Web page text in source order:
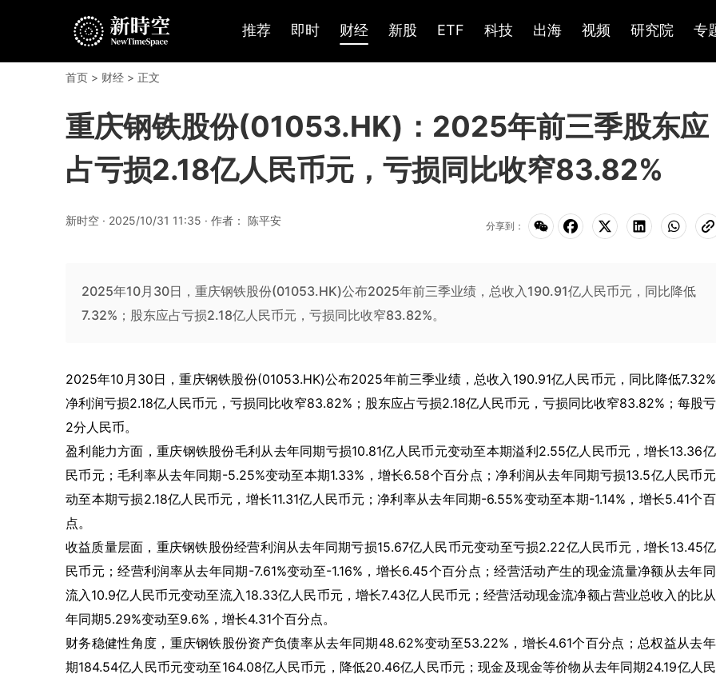
推荐 即时 财经 新股 ETF 科技 出海 视频 研究院 专
首页 > 财经 > 正文
重庆钢铁股份(01053.HK)：2025年前三季股东应
占亏损2.18亿人民币元，亏损同比收窄83.82%
新时空 · 2025/10/31 11:35 · 作者： 陈平安 分享到：
2025年10月30日，重庆钢铁股份(01053.HK)公布2025年前三季业绩，总收入190.91亿人民币元，同比降低
7.32%；股东应占亏损2.18亿人民币元，亏损同比收窄83.82%。
2025年10月30日，重庆钢铁股份(01053.HK)公布2025年前三季业绩，总收入190.91亿人民币元，同比降低7.32%
净利润亏损2.18亿人民币元，亏损同比收窄83.82%；股东应占亏损2.18亿人民币元，亏损同比收窄83.82%；每股
2分人民币。
盈利能力方面，重庆钢铁股份毛利从去年同期亏损10.81亿人民币元变动至本期溢利2.55亿人民币元，增长13.36
民币元；毛利率从去年同期-5.25%变动至本期1.33%，增长6.58个百分点；净利润从去年同期亏损13.5亿人民币
动至本期亏损2.18亿人民币元，增长11.31亿人民币元；净利率从去年同期-6.55%变动至本期-1.14%，增长5.41个
点。
收益质量层面，重庆钢铁股份经营利润从去年同期亏损15.67亿人民币元变动至亏损2.22亿人民币元，增长13.45
民币元；经营利润率从去年同期-7.61%变动至-1.16%，增长6.45个百分点；经营活动产生的现金流量净额从去年
流入10.9亿人民币元变动至流入18.33亿人民币元，增长7.43亿人民币元；经营活动现金流净额占营业总收入的比
年同期5.29%变动至9.6%，增长4.31个百分点。
财务稳健性角度，重庆钢铁股份资产负债率从去年同期48.62%变动至53.22%，增长4.61个百分点；总权益从去
期184.54亿人民币元变动至164.08亿人民币元，降低20.46亿人民币元；现金及现金等价物从去年同期24.19亿人